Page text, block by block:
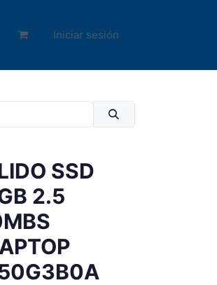
Iniciar sesión
SSD
2.5